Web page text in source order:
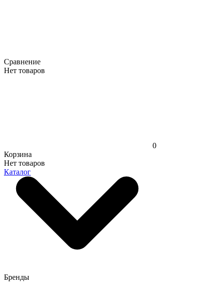
Сравнение
Нет товаров
0
Корзина
Нет товаров
Каталог
Бренды